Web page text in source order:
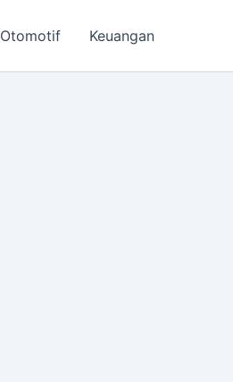
Otomotif Keuangan